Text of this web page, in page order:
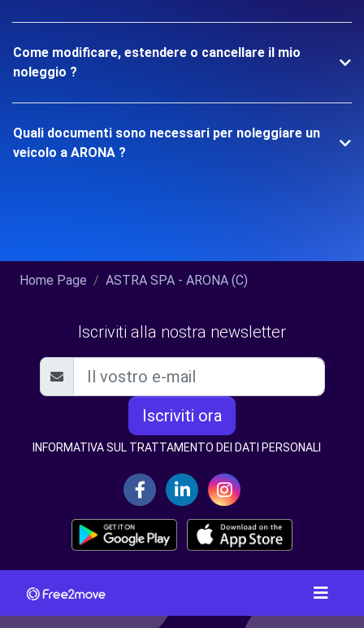
Come modificare, estendere o cancellare il mio
noleggio ?
Quali documenti sono necessari per noleggiare un
veicolo a ARONA ?
Home Page ASTRA SPA - ARONA (C)
Iscriviti alla nostra newsletter
Iscriviti ora
INFORMATIVA SUL TRATTAMENTO DEI DATI PERSONALI